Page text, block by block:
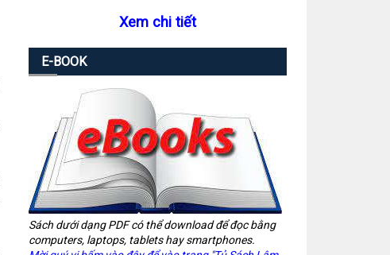
Xem chi tiết
E-BOOK
Sách dưới dạng PDF có thể download để đọc bằng
computers, laptops, tablets hay smartphones.